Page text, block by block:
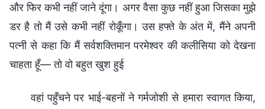
और फिर कभी नहीं जाने दूंगा। अगर वैसा कुछ नहीं हुआ जिसका मुझे
डर है तो मैं उसे कभी नहीं रोकूँगा। उस हफ्ते के अंत में, मैंने अपनी
पत्नी से कहा कि मैं सर्वशक्तिमान परमेश्वर की कलीसिया को देखना
चाहता हूँ— तो वो बहुत खुश हुई
वहां पहुँचने पर भाई-बहनों ने गर्मजोशी से हमारा स्वागत किया,